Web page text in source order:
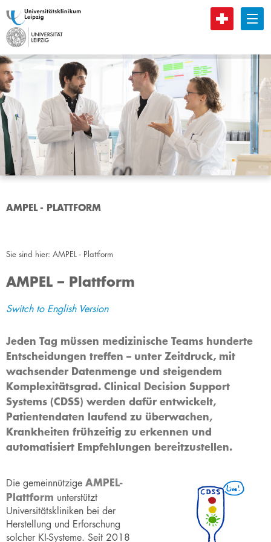
B
AMPEL - PLATTFORM
Sie sind hier: AMPEL - Plattform
AMPEL – Plattform
Switch to English Version​
Jeden Tag müssen medizinische Teams hunderte
Entscheidungen treffen – unter Zeitdruck, mit
wachsender Datenmenge und steigendem
Komplexitätsgrad. Clinical Decision Support
Systems (CDSS) werden dafür entwickelt,
Patientendaten laufend zu überwachen,
Krankheiten frühzeitig zu erkennen und
automatisiert Empfehlungen bereitzustellen.
Die gemeinnützige AMPEL-
Plattform unterstützt
Universitätskliniken bei der
Herstellung und Erforschung
solcher KI-Systeme. Seit 2018